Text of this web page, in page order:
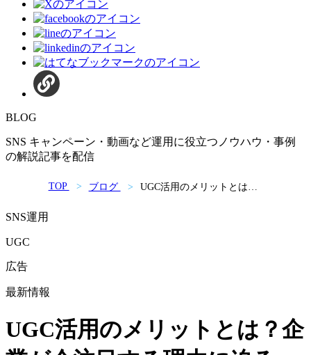
BLOG
SNS キャンペーン・動画など運用に役立つノウハウ・事例
の解説記事を配信
TOP ブログ
UGC活用のメリットとは？
SNS運用
UGC
広告
最新情報
UGC活用のメリットとは？企